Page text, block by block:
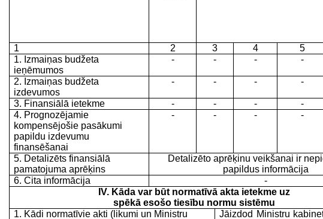
1
2 3 4 5
1. Izmaiņas budžeta
ieņēmumos
- - - -
2. Izmaiņas budžeta
izdevumos
- - - -
3. Finansiālā ietekme - - - -
4. Prognozējamie
kompensējošie pasākumi
papildu izdevumu
finansēšanai
- - - -
5. Detalizēts finansiālā
pamatojuma aprēķins
Detalizēto aprēķinu veikšanai ir
papildus informācija
6. Cita informācija
-
IV. Kāda var būt normatīvā akta ietekme uz
spēkā esošo tiesību normu sistēmu
1. Kādi normatīvie akti (likumi un Ministru
Jāizdod Ministru